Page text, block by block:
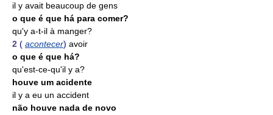
il y avait beaucoup de gens
o que é que há para comer?
qu'y a-t-il à manger?
2 ( acontecer) avoir
o que é que há?
qu'est-ce-qu'il y a?
houve um acidente
il y a eu un accident
não houve nada de novo